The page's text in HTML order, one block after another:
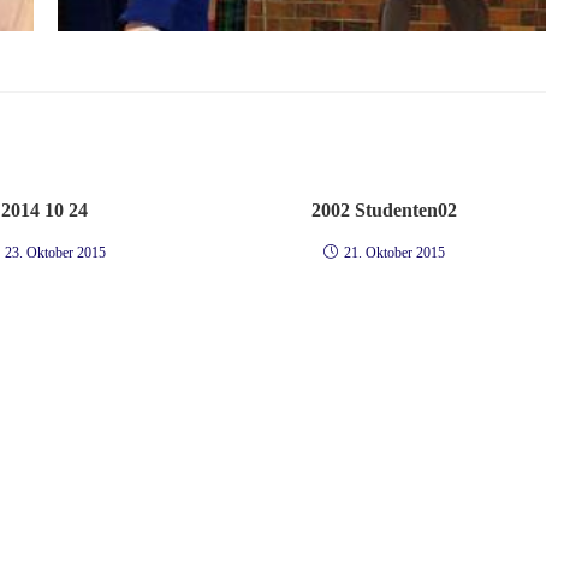
2014 10 24
23. Oktober 2015
2002 Studenten02
21. Oktober 2015